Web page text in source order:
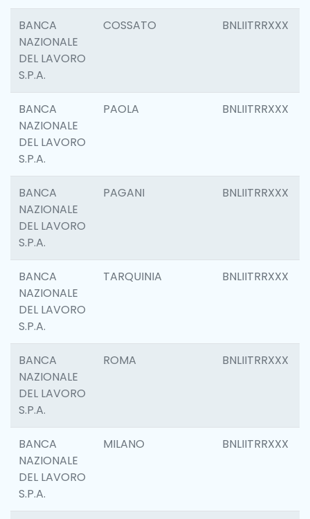
BANCA
NAZIONALE
DEL LAVORO
S.P.A.
COSSATO BNLIITRRXXX
BANCA
NAZIONALE
DEL LAVORO
S.P.A.
PAOLA BNLIITRRXXX
BANCA
NAZIONALE
DEL LAVORO
S.P.A.
PAGANI BNLIITRRXXX
BANCA
NAZIONALE
DEL LAVORO
S.P.A.
TARQUINIA BNLIITRRXXX
BANCA
NAZIONALE
DEL LAVORO
S.P.A.
ROMA BNLIITRRXXX
BANCA
NAZIONALE
DEL LAVORO
S.P.A.
MILANO BNLIITRRXXX